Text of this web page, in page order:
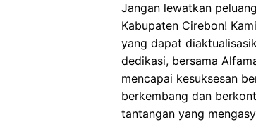
Jangan lewatkan
Kabupaten Cirebon!
yang dapat
dedikasi, bersama
mencapai kesuksesan
berkembang dan
tantangan yang